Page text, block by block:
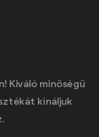
Kiváló minőségű
kínáljuk